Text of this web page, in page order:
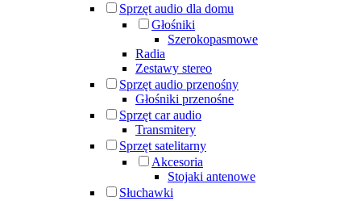
Sprzęt audio dla domu
Głośniki
Szerokopasmowe
Radia
Zestawy stereo
Sprzęt audio przenośny
Głośniki przenośne
Sprzęt car audio
Transmitery
Sprzęt satelitarny
Akcesoria
Stojaki antenowe
Słuchawki